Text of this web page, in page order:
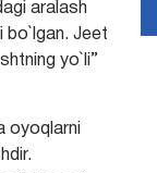
aralash
bo`lgan. Jeet
yo`li”
oyoqlarni